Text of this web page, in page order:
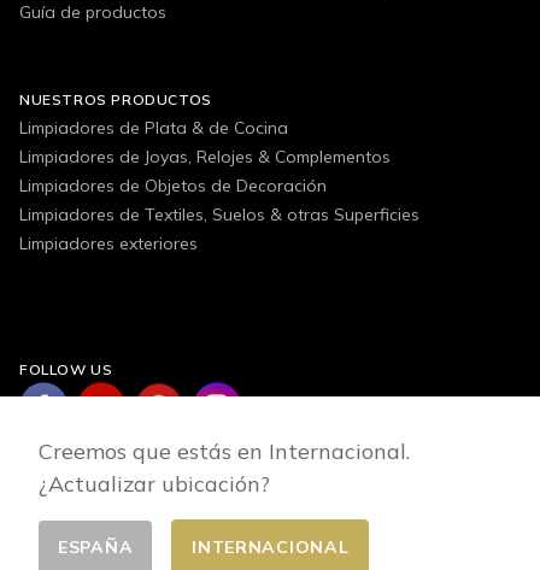
Guía de productos
NUESTROS PRODUCTOS
Limpiadores de Plata & de Cocina
Limpiadores de Joyas, Relojes & Complementos
Limpiadores de Objetos de Decoración
Limpiadores de Textiles, Suelos & otras Superficies
Limpiadores exteriores
FOLLOW US
Cambiar pais
Creemos que estás en Internacional.
¿Actualizar ubicación?
ESPAÑA INTERNACIONAL